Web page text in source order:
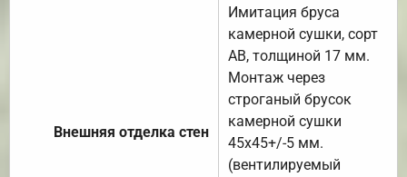
Внешняя отделка стен
Имитация бруса
камерной сушки, сорт
АВ, толщиной 17 мм.
Монтаж через
строганый брусок
камерной сушки
45х45+/-5 мм.
(вентилируемый